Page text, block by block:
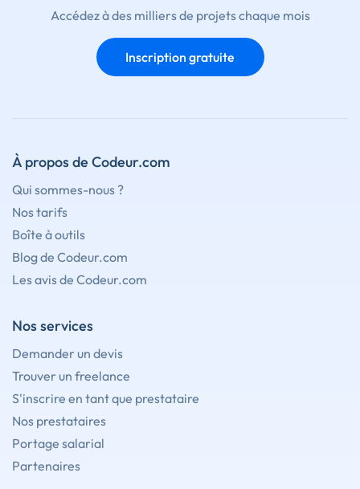
Accédez à des milliers de projets chaque mois
Inscription gratuite
À propos de Codeur.com
Qui sommes-nous ?
Nos tarifs
Boîte à outils
Blog de Codeur.com
Les avis de Codeur.com
Nos services
Demander un devis
Trouver un freelance
S'inscrire en tant que prestataire
Nos prestataires
Portage salarial
Partenaires